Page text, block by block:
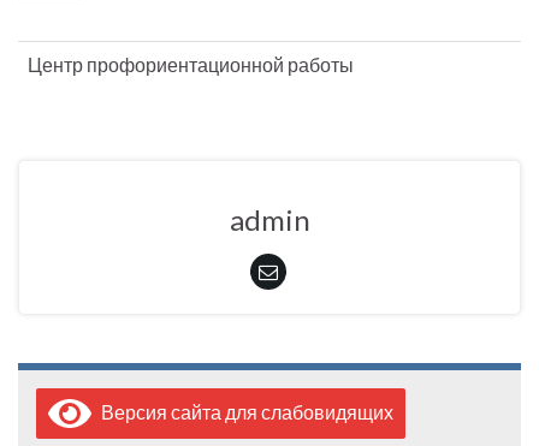
Центр профориентационной работы
admin
Версия сайта для слабовидящих